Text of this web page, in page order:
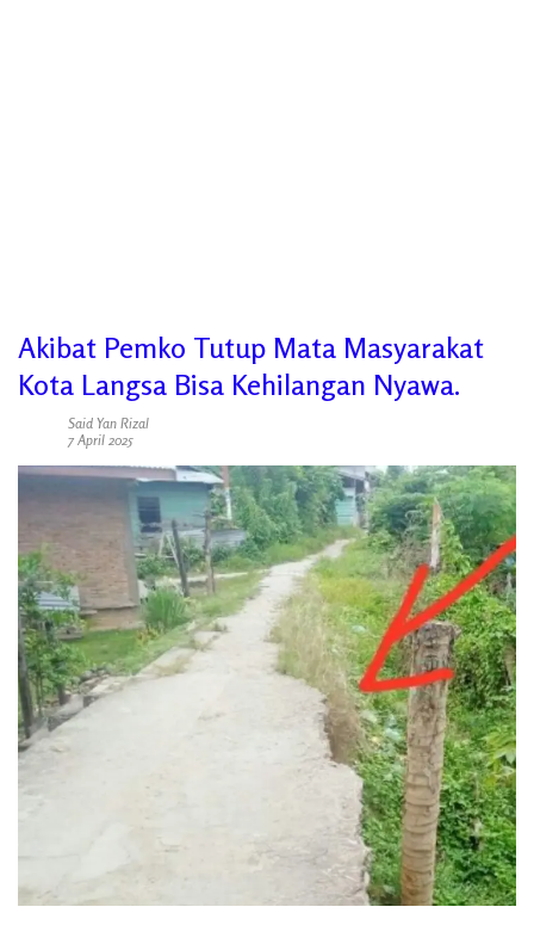
Akibat Pemko Tutup Mata Masyarakat
Kota Langsa Bisa Kehilangan Nyawa.
Said Yan Rizal
7 April 2025